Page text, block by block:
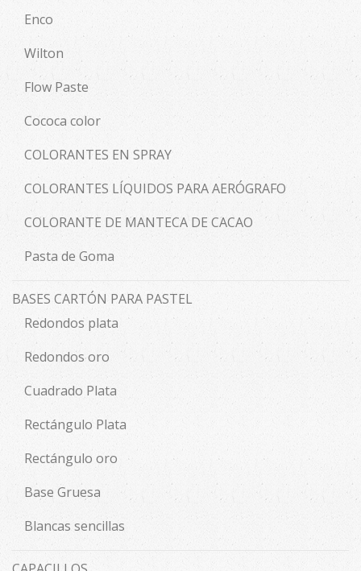
Enco
Wilton
Flow Paste
Cococa color
COLORANTES EN SPRAY
COLORANTES LÍQUIDOS PARA AERÓGRAFO
COLORANTE DE MANTECA DE CACAO
Pasta de Goma
BASES CARTÓN PARA PASTEL
Redondos plata
Redondos oro
Cuadrado Plata
Rectángulo Plata
Rectángulo oro
Base Gruesa
Blancas sencillas